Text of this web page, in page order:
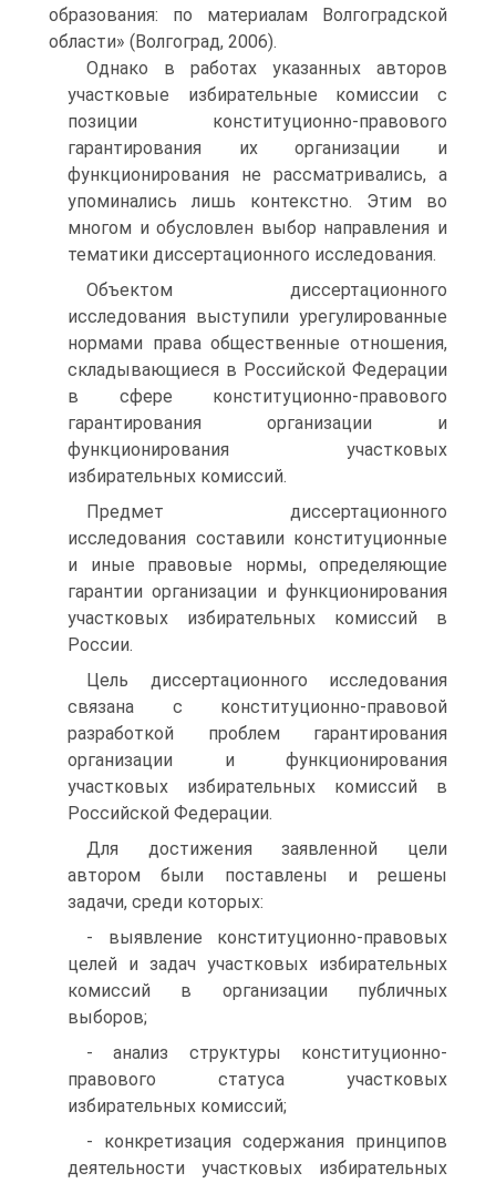
образования: по материалам Волгоградской
области» (Волгоград, 2006).
Однако в работах указанных авторов
участковые избирательные комиссии с
позиции конституционно-правового
гарантирования их организации и
функционирования не рассматривались, а
упоминались лишь контекстно. Этим во
многом и обусловлен выбор направления и
тематики диссертационного исследования.
Объектом диссертационного
исследования выступили урегулированные
нормами права общественные отношения,
складывающиеся в Российской Федерации
в сфере конституционно-правового
гарантирования организации и
функционирования участковых
избирательных комиссий.
Предмет диссертационного
исследования составили конституционные
и иные правовые нормы, определяющие
гарантии организации и функционирования
участковых избирательных комиссий в
России.
Цель диссертационного исследования
связана с конституционно-правовой
разработкой проблем гарантирования
организации и функционирования
участковых избирательных комиссий в
Российской Федерации.
Для достижения заявленной цели
автором были поставлены и решены
задачи, среди которых:
- выявление конституционно-правовых
целей и задач участковых избирательных
комиссий в организации публичных
выборов;
- анализ структуры конституционно-
правового статуса участковых
избирательных комиссий;
- конкретизация содержания принципов
деятельности участковых избирательных